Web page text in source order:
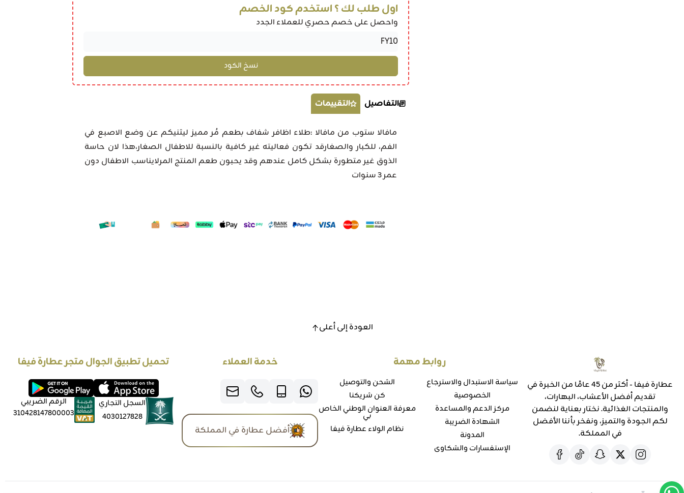
اول طلب لك ؟ استخدم كود الخصم
واحصل على خصم حصري للعملاء الجدد
التفاصيل التقييمات
مافالا ستوب من مافالا :طلاء اظافر شفاف بطعم مُر مميز ليثنيكم عن وضع الاصبع في
الفم، للكبار والصغارقد تكون فعاليته غير كافية بالنسبة للاطفال الصغار،هذا لان حاسة
الذوق غير متطورة بشكل كامل عندهم وقد يحبون طعم المنتج المرلايناسب الاطفال دون
عمر 3 سنوات
العودة إلى أعلى
عطارة فيفا - أكثر من 45 عامًا من الخبرة في
تقديم أفضل الأعشاب، البهارات،
والمنتجات الغذائية. نختار بعناية لنضمن
لكم الجودة والتميز، ونفخر بأننا الأفضل
في المملكة.
روابط مهمة
سياسة الاستبدال والاسترجاع
الخصوصية
مركز الدعم والمساعدة
الشهادة الضريبة
المدونة
الإستفسارات والشكاوي
الشحن والتوصيل
كن شريكنا
معرفة العنوان الوطني الخاص
بي
نظام الولاء عطارة فيفا
خدمة العملاء
أفضل عطارة في المملكة
تحميل تطبيق الجوال متجر عطارة فيفا
السجل التجاري
4030127828
الرقم الضريبي
310428147800003